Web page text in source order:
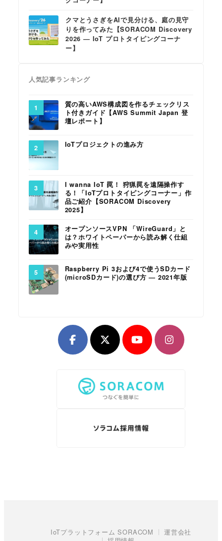
クマとうさぎをAIで見分ける、庭の見守
りを作ってみた【SORACOM Discovery
2026 ― IoT プロトタイピングコーナ
ー】
人気記事ランキング
質の高いAWS構成図を作るチェックリス
ト付きガイド【AWS Summit Japan 登
壇レポート】
IoTプロジェクトの進み方
I wanna IoT 罠！ 狩猟罠を遠隔操作す
る！「IoTプロトタイピングコーナー」作
品ご紹介【SORACOM Discovery
2025】
オープンソースVPN 「WireGuard」と
は？ホワイトペーパーから読み解く仕組
みや実用性
Raspberry Pi 3および4で使うSDカード
(microSDカード)の選び方 ― 2021年版
IoTプラットフォーム SORACOM
運営会社